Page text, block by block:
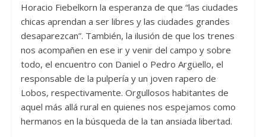
Horacio Fiebelkorn la esperanza de que “las ciudades
chicas aprendan a ser libres y las ciudades grandes
desaparezcan”. También, la ilusión de que los trenes
nos acompañen en ese ir y venir del campo y sobre
todo, el encuentro con Daniel o Pedro Argüello, el
responsable de la pulpería y un joven rapero de
Lobos, respectivamente. Orgullosos habitantes de
aquel más allá rural en quienes nos espejamos como
hermanos en la búsqueda de la tan ansiada libertad.